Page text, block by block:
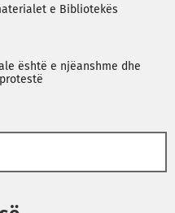
e Bibliotekës
është e njëanshme dhe